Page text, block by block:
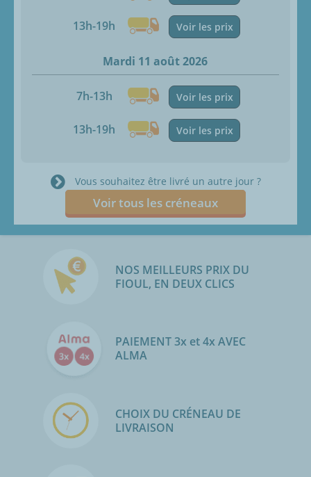
13h-19h Voir les prix
Mardi 11 août 2026
7h-13h Voir les prix
13h-19h Voir les prix
Vous souhaitez être livré un autre jour ?
Voir tous les créneaux
NOS MEILLEURS PRIX DU
FIOUL, EN DEUX CLICS
PAIEMENT 3x et 4x AVEC
ALMA
CHOIX DU CRÉNEAU DE
LIVRAISON